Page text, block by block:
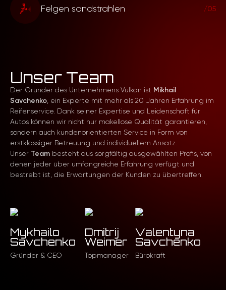
Inspektion der Felge auf Defekte, die Verwendung
Felgen sandstrahlen /05
Entfernung von Rost, alter Farbe,
Verunreinigungen sowie zur Erzeugung eines
matten Effekts auf der Oberfläche.
Unser Team
Der Gründer des Unternehmens Vulkan ist Mikhail
Savchenko , ein Experte mit mehr als 20 Jahren Erfahrung im
Reifenservice. Dank seiner Expertise und Leidenschaft für
Autos können wir nicht nur makellose Qualität garantieren,
sondern auch kundenorientierten Service in Form von
erstklassiger Betreuung und individuellem Ansatz.
Unser Team besteht aus sorgfältig ausgewählten Profis, von
denen jeder über umfangreiche Erfahrung verfügt und
bestrebt ist, die Erwartungen der Kunden zu übertreffen.
Mykhailo
Savchenko
Gründer & CEO
Dmitrij
Weimer
Topmanager
Valentyna
Savchenko
Bürokraft